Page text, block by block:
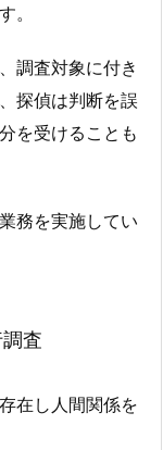
。
調査対象に付き
探偵は判断を誤
を受けることも
務を実施してい
査
在し人間関係を